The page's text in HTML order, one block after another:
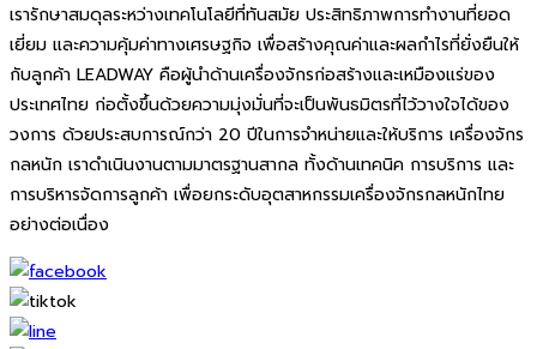
เรารักษาสมดุลระหว่างเทคโนโลยีที่ทันสมัย ประสิทธิภาพการทำงานที่ยอด
เยี่ยม และความคุ้มค่าทางเศรษฐกิจ เพื่อสร้างคุณค่าและผลกำไรที่ยั่งยืนให้
กับลูกค้า LEADWAY คือผู้นำด้านเครื่องจักรก่อสร้างและเหมืองแร่ของ
ประเทศไทย ก่อตั้งขึ้นด้วยความมุ่งมั่นที่จะเป็นพันธมิตรที่ไว้วางใจได้ของ
วงการ ด้วยประสบการณ์กว่า 20 ปีในการจำหน่ายและให้บริการ เครื่องจักร
กลหนัก เราดำเนินงานตามมาตรฐานสากล ทั้งด้านเทคนิค การบริการ และ
การบริหารจัดการลูกค้า เพื่อยกระดับอุตสาหกรรมเครื่องจักรกลหนักไทย
อย่างต่อเนื่อง